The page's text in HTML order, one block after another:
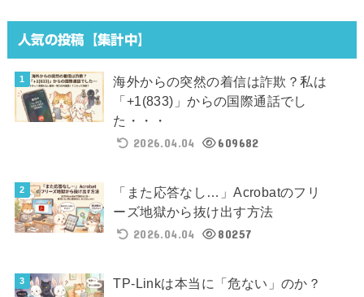
人気の投稿【集計中】
海外からの突然の着信は詐欺？私は
「+1(833)」からの国際通話でし
た・・・
2026.04.04
609682
「また応答なし…」Acrobatのフリ
ーズ地獄から抜け出す方法
2026.04.04
80257
TP-Linkは本当に「危ない」のか？